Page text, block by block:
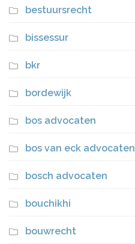
bestuursrecht
bissessur
bkr
bordewijk
bos advocaten
bos van eck advocaten
bosch advocaten
bouchikhi
bouwrecht